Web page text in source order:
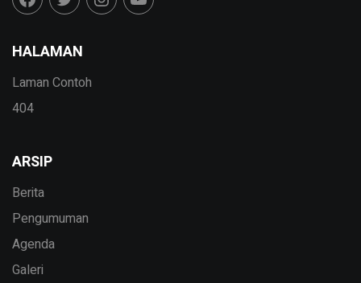
HALAMAN
Laman Contoh
404
ARSIP
Berita
Pengumuman
Agenda
Galeri